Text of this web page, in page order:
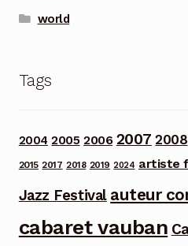
world
Tags
2004 2005 2006 2007 2008
2015 2017 2018 2019 2024 artiste
Jazz Festival auteur
cabaret vauban